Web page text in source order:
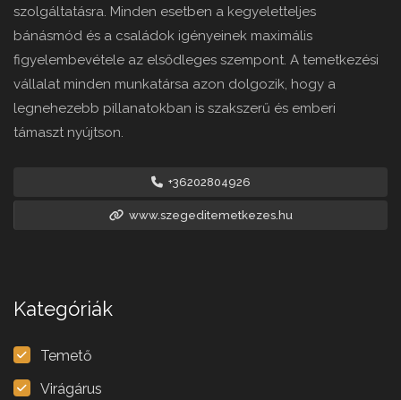
szolgáltatásra. Minden esetben a kegyeletteljes
bánásmód és a családok igényeinek maximális
figyelembevétele az elsődleges szempont. A temetkezési
vállalat minden munkatársa azon dolgozik, hogy a
legnehezebb pillanatokban is szakszerű és emberi
támaszt nyújtson.
+36202804926
www.szegeditemetkezes.hu
Kategóriák
Temető
Virágárus